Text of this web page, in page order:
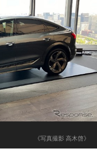
《写真撮影 高木啓》